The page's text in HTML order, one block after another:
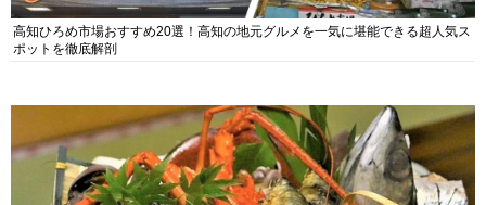
高知ひろめ市場おすすめ20選！高知の地元グルメを一気に堪能できる超人気ス
ポットを徹底解剖